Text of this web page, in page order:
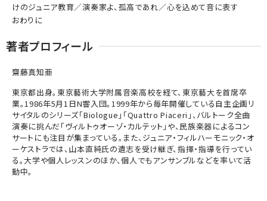
けのジュニア教育／演奏家よ、孤高であれ／心を込めて音に表す
おわりに
著者プロフィール
齋藤真知亜
東京都出身。東京藝術大学附属音楽高校を経て、東京藝大を首席卒
業。1986年5月1日N響入団。1999年から毎年開催している自主企画リ
サイタルのシリーズ「Biologue」「Quattro Piaceri」、バルトーク全曲
演奏に挑んだ「ヴィルトゥオーゾ・カルテット」や、民族楽器によるコン
サートにも注目が集まっている。また、ジュニア・フィルハーモニック・オ
ーケストラでは、山本直純氏の遺志を受け継ぎ、指揮・指導を行ってい
る。大学や個人レッスンのほか、個人でもアンサンブルなどを率いて活
動中。